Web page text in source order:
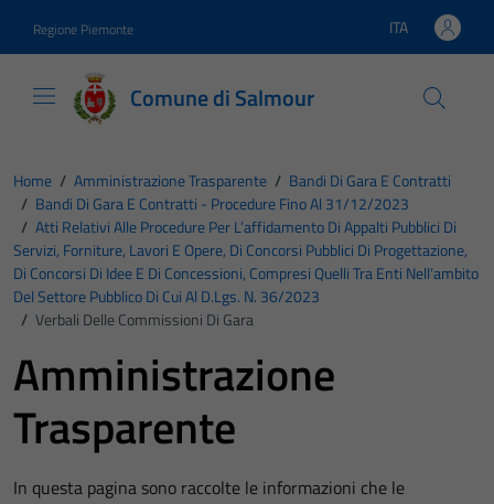
Regione Piemonte Lingua attiva:
ITA
Comune di Salmour
Home / Amministrazione Trasparente / Bandi Di Gara E Contratti
/ Bandi Di Gara E Contratti - Procedure Fino Al 31/12/2023
/ Atti Relativi Alle Procedure Per L’affidamento Di Appalti Pubblici Di
Servizi, Forniture, Lavori E Opere, Di Concorsi Pubblici Di Progettazione,
Di Concorsi Di Idee E Di Concessioni, Compresi Quelli Tra Enti Nell’ambito
Del Settore Pubblico Di Cui Al D.Lgs. N. 36/2023
/ Verbali Delle Commissioni Di Gara
Amministrazione
Trasparente
In questa pagina sono raccolte le informazioni che le